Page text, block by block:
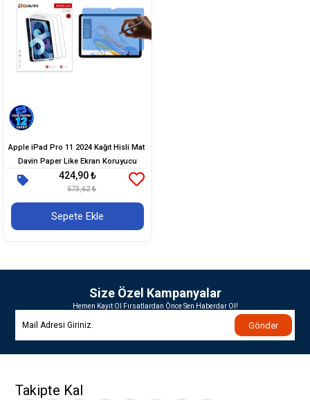
Apple iPad Pro 11 2024 Kağıt Hisli Mat ​​​​​​​​​​​​​​​
Davin Paper Like Ekran Koruyucu
424,90 ₺
573,62 ₺
Sepete Ekle
Size Özel Kampanyalar
Hemen Kayıt Ol Fırsatlardan Önce Sen Haberdar Ol!
Gönder
Takipte Kal